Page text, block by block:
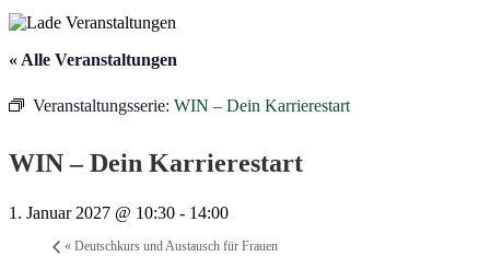
« Alle Veranstaltungen
Veranstaltungsserie: WIN – Dein Karrierestart
WIN – Dein Karrierestart
1. Januar 2027 @ 10:30 - 14:00
« Deutschkurs und Austausch für Frauen